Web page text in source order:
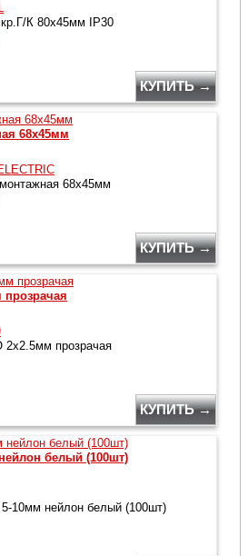
К 80х45мм IP30
КУПИТЬ →
68х45мм
68х45мм
КУПИТЬ →
прозрачая
2x2.5мм прозрачая
КУПИТЬ →
белый (100шт)
10мм нейлон белый (100шт)